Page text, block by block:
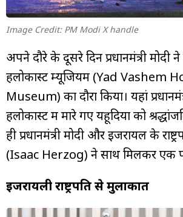
Image Credit: PM Modi X handle
अपने दौरे के दूसरे दिन प्रधानमंत्री मोदी
हलोकास्ट म्यूजियम (Yad Vashem
Museum) का दौरा किया। यहां
हलोकास्ट में मारे गए यहूदियों को
ही प्रधानमंत्री मोदी और इजरायल के
(Isaac Herzog) ने साथ मिलकर एक
इजरायली राष्ट्रपति से मुलाकात